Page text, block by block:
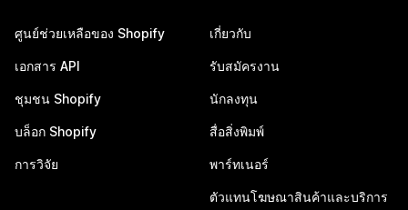
ศูนย์ช่วยเหลือของ Shopify
เอกสาร API
ชุมชน Shopify
บล็อก Shopify
การวิจัย
เกี่ยวกับ
รับสมัครงาน
นักลงทุน
สื่อสิ่งพิมพ์
พาร์ทเนอร์
ตัวแทนโฆษณาสินค้าและบริการ